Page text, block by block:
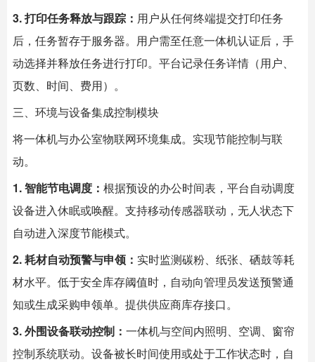
3. 打印任务释放与跟踪： 用户从任何终端提交打印任务
后，任务暂存于服务器。用户需至任意一体机认证后，手
动选择并释放任务进行打印。平台记录任务详情（用户、
页数、时间、费用）。
三、环境与设备集成控制模块
将一体机与办公室物联网环境集成。实现节能控制与联
动。
1. 智能节电调度： 根据预设的办公时间表，平台自动调度
设备进入休眠或唤醒。支持移动传感器联动，无人状态下
自动进入深度节能模式。
2. 耗材自动预警与申领： 实时监测碳粉、纸张、硒鼓等耗
材水平。低于安全库存阈值时，自动向管理员发送预警通
知或生成采购申领单。提供供应商库存接口。
3. 外围设备联动控制： 一体机与空间内照明、空调、窗帘
控制系统联动。设备被长时间使用或处于工作状态时，自